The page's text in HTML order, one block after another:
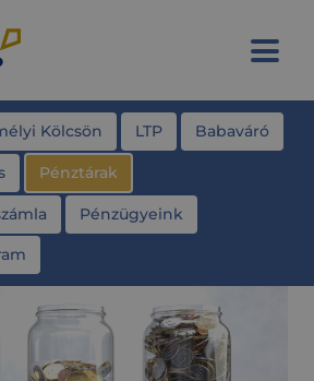
Kölcsön LTP Babaváró
Pénztárak
Pénzügyeink